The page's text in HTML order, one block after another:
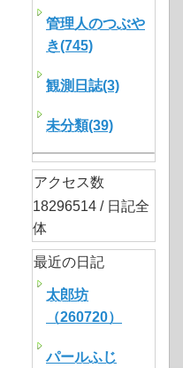
管理人のつぶや
き(745)
観測日誌(3)
未分類(39)
アクセス数
18296514 / 日記全
体
最近の日記
太郎坊
（260720）
パールふじ